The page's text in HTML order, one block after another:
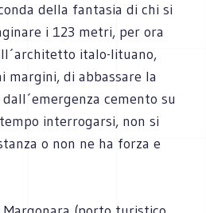
della fantasia di chi si
i 123 metri, per ora
italo-lituano,
margini, di abbassare la
cemento su
interrogarsi, non si
o non ne ha forza e